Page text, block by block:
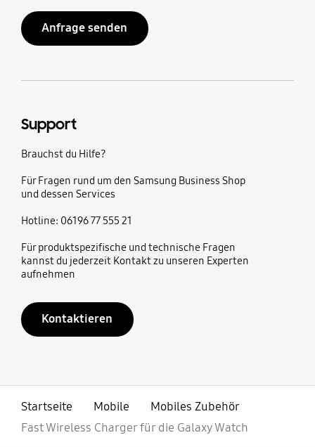
Anfrage senden
Support
Brauchst du Hilfe?
Für Fragen rund um den Samsung Business Shop
und dessen Services
Hotline: 06196 77 555 21
Für produktspezifische und technische Fragen
kannst du jederzeit Kontakt zu unseren Experten
aufnehmen
Kontaktieren
Startseite Mobile
Mobiles Zubehör
Fast Wireless Charger für die Galaxy Watch